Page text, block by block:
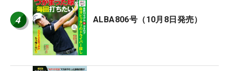
4 ALBA806号（10月8日発売）